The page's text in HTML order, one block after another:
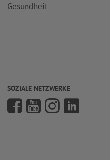
Gesundheit
SOZIALE NETZWERKE